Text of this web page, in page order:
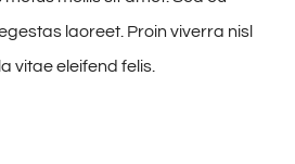
laoreet. Proin viverra nisl
vitae eleifend felis.